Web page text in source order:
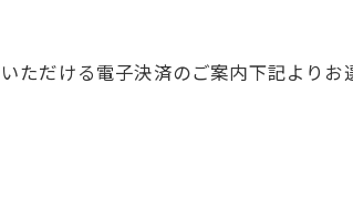
ただける電子決済のご案内下記よりお